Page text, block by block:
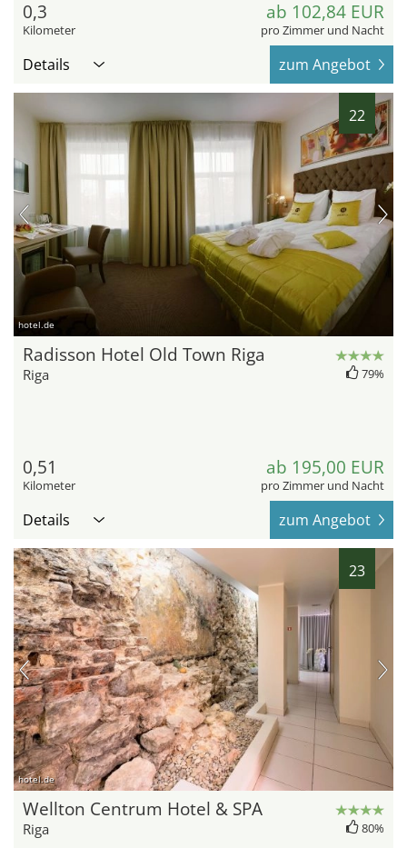
0,3
Kilometer
ab 102,84 EUR
pro Zimmer und Nacht
Details zum Angebot
22
hotel.de
Radisson Hotel Old Town Riga
Riga 79%
0,51
Kilometer
ab 195,00 EUR
pro Zimmer und Nacht
Details zum Angebot
23
hotel.de
Wellton Centrum Hotel & SPA
Riga 80%